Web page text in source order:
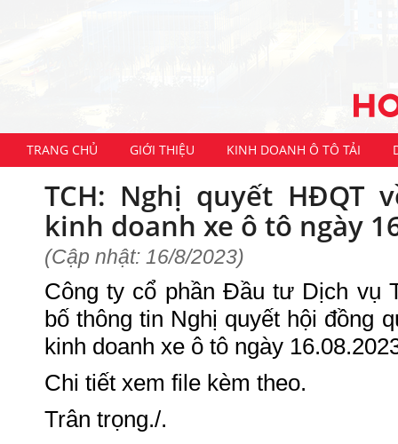
TRANG CHỦ GIỚI THIỆU KINH DOANH Ô TÔ TẢI
TCH: Nghị quyết HĐQT
kinh doanh xe ô tô ngày
(Cập nhật: 16/8/2023)
Công ty cổ phần Đầu tư Dịch vụ
bố thông tin Nghị quyết hội đồng
kinh doanh xe ô tô ngày
Chi tiết xem file kèm theo.
Trân trọng./.